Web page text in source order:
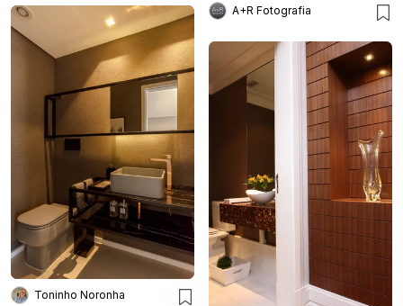
A+R Fotografia
Toninho Noronha